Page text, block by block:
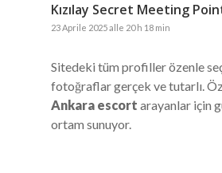
Kızılay Secret Meeting
23 Aprile 2025 alle 20 h 18 min
Sitedeki tüm profiller özenle
fotoğraflar gerçek ve tutarlı.
Ankara escort arayanlar için
ortam sunuyor.